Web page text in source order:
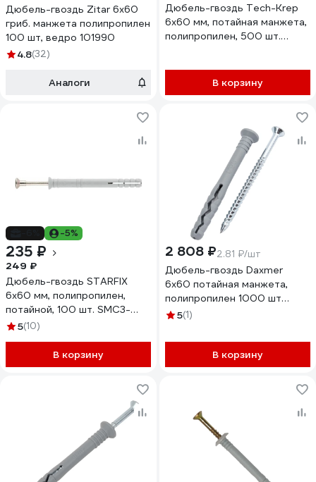
Дюбель-гвоздь Zitar 6x60
гриб. манжета полипропилен
100 шт, ведро 101990
4.8(32)
Аналоги
Дюбель-гвоздь Tech-Krep
6x60 мм, потайная манжета,
полипропилен, 500 шт.
В корзину
-5%
235 ₽
249 ₽
Дюбель-гвоздь STARFIX
6х60 мм, полипропилен,
потайной, 100 шт. SMC3-
40914-100
5(10)
В корзину
2 808 ₽2.81 ₽/шт
Дюбель-гвоздь Daxmer
6x60 потайная манжета,
полипропилен 1000 шт
00000312643
5(1)
В корзину